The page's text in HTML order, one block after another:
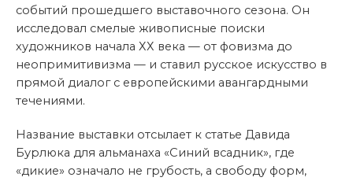
событий прошедшего выставочного сезона. Он
исследовал смелые живописные поиски
художников начала ХХ века — от фовизма до
неопримитивизма — и ставил русское искусство в
прямой диалог с европейскими авангардными
течениями.
Название выставки отсылает к статье Давида
Бурлюка для альманаха «Синий всадник», где
«дикие» означало не грубость, а свободу форм,